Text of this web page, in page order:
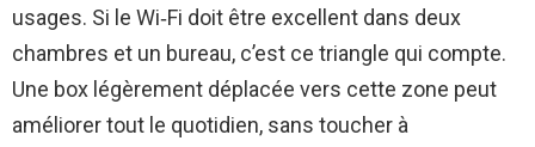
usages. Si le Wi‑Fi doit être excellent dans deux
chambres et un bureau, c’est ce triangle qui compte.
Une box légèrement déplacée vers cette zone peut
améliorer tout le quotidien, sans toucher à